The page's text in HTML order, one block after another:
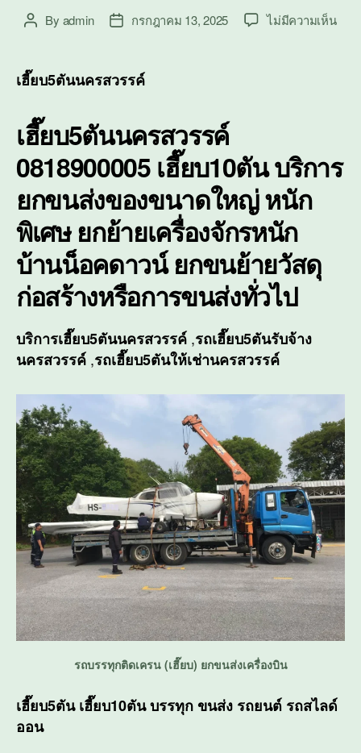
PostBy admin
Postกรกฎาคม 13, 2025 ไม่มีความเห็นบน
ขนา
ใหญ่
เฮี๊ยบ5ตันนครสวรรค์
เฮี๊ยบ5ตันนครสวรรค์
0818900005 เฮี๊ยบ10ตัน บริการ
ยกขนส่งของขนาดใหญ่ หนัก
พิเศษ ยกย้ายเครื่องจักรหนัก
บ้านน็อคดาวน์ ยกขนย้ายวัสดุ
ก่อสร้างหรือการขนส่งทั่วไป
บริการเฮี๊ยบ5ตันนครสวรรค์ ,รถเฮี๊ยบ5ตันรับจ้าง
นครสวรรค์ ,รถเฮี๊ยบ5ตันให้เช่านครสวรรค์
รถบรรทุกติดเครน (เฮี๊ยบ) ยกขนส่งเครื่องบิน
เฮี๊ยบ5ตัน เฮี๊ยบ10ตัน บรรทุก ขนส่ง รถยนต์ รถสไลด์
ออน